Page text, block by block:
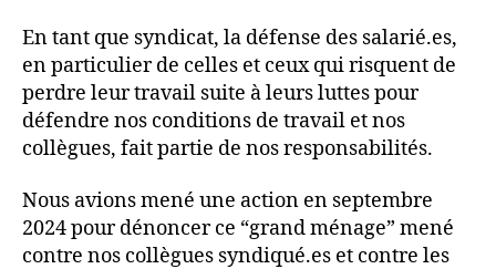
En tant que syndicat, la défense des salarié.es,
en particulier de celles et ceux qui risquent de
perdre leur travail suite à leurs luttes pour
défendre nos conditions de travail et nos
collègues, fait partie de nos responsabilités.
Nous avions mené une action en septembre
2024 pour dénoncer ce “grand ménage” mené
contre nos collègues syndiqué.es et contre les